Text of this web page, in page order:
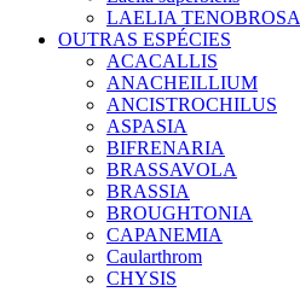
LAELIA TENOBROSA
OUTRAS ESPÉCIES
ACACALLIS
ANACHEILLIUM
ANCISTROCHILUS
ASPASIA
BIFRENARIA
BRASSAVOLA
BRASSIA
BROUGHTONIA
CAPANEMIA
Caularthrom
CHYSIS